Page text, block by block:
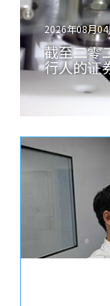
则
2026年08月
截至二零
行人的证